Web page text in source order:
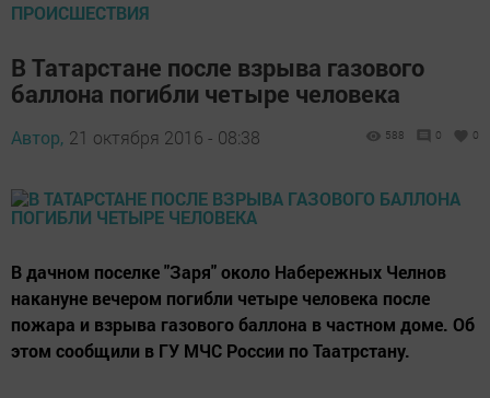
ПРОИСШЕСТВИЯ
В Татарстане после взрыва газового
баллона погибли четыре человека
Автор, 21 октября 2016 - 08:38 588 0 0
В дачном поселке "Заря" около Набережных Челнов
накануне вечером погибли четыре человека после
пожара и взрыва газового баллона в частном доме. Об
этом сообщили в ГУ МЧС России по Таатрстану.